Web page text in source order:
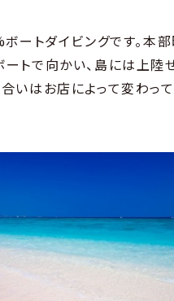
ートダイビングです。本
ートで向かい、島には上陸
合いはお店によって変わっ